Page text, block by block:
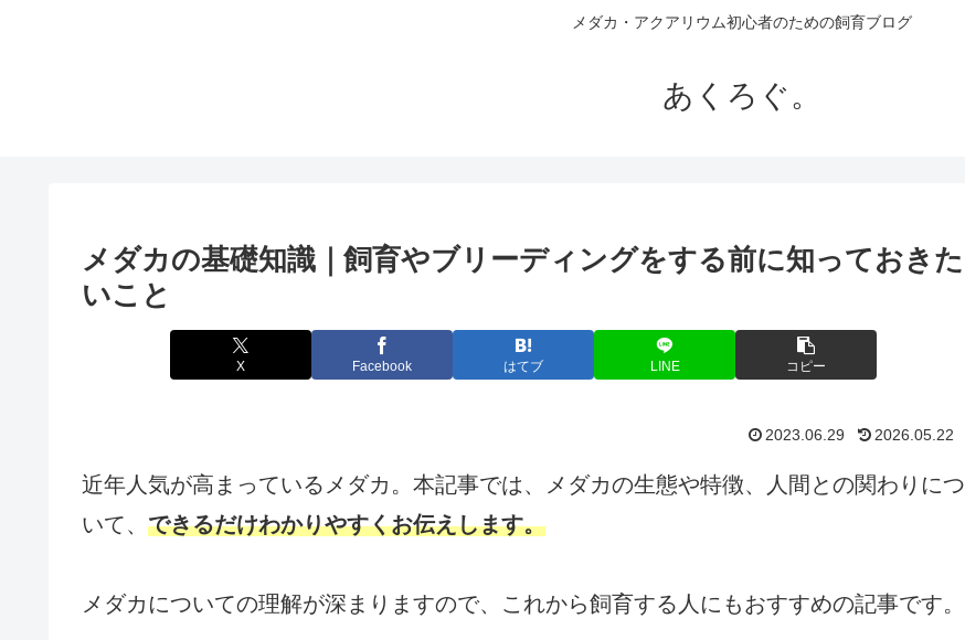
メダカ・アクアリウム初心者のための飼育ブログ
あくろぐ。
メダカの基礎知識｜飼育やブリーディングをする前に知っておきた
いこと
X Facebook はてブ LINE コピー
2023.06.29 2026.05.22
近年人気が高まっているメダカ。本記事では、メダカの生態や特徴、人間との関わりにつ
いて、 できるだけわかりやすくお伝えします。
メダカについての理解が深まりますので、これから飼育する人にもおすすめの記事です。